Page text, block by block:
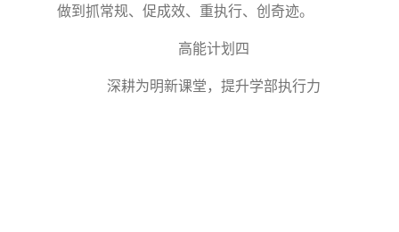
做到抓常规、促成效、重执行、创奇迹。
高能计划四
深耕为明新课堂，提升学部执行力